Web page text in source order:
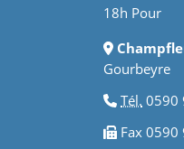
18h Pour
Gourbeyre
Tél. 0590
Fax 0590